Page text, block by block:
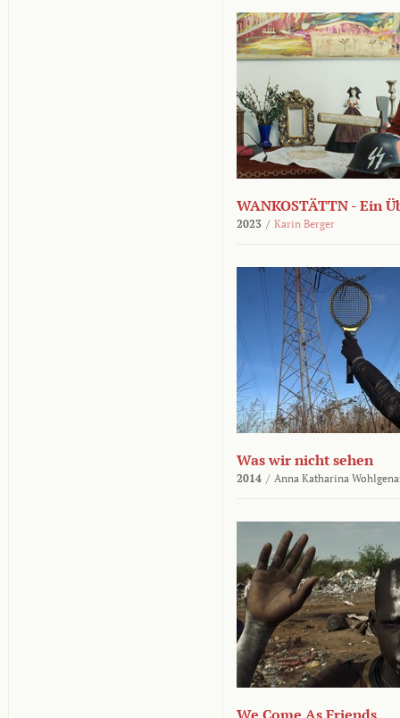
WANKOSTÄTTN - Ein
2023 / Karin Berger
Was wir nicht sehen
2014 / Anna Katharina